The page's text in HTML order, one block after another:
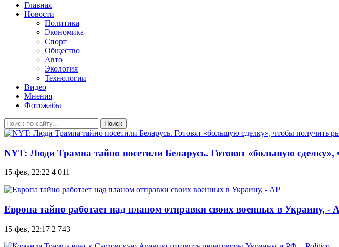
Главная
Новости
Политика
Экономика
Спорт
Общество
Авто
Экология
Технологии
Видео
Мнения
Фотожабы
Поиск
NYT: Люди Трампа тайно посетили Беларусь. Готовят «большую
15-фев, 22:22 4 011
Европа тайно работает над планом отправки своих военных в Украину, -
15-фев, 22:17 2 743